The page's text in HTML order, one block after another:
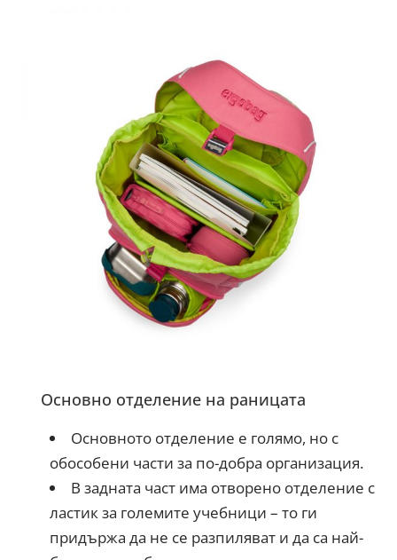
Основно отделение на раницата
Основното отделение е голямо, но с
обособени части за по-добра организация.
В задната част има отворено отделение с
ластик за големите учебници – то ги
придържа да не се разпиляват и да са най-